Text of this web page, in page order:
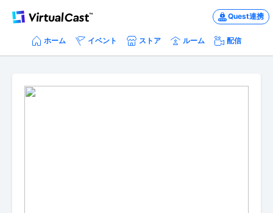
Quest連携
ホーム イベント ストア ルーム 配信